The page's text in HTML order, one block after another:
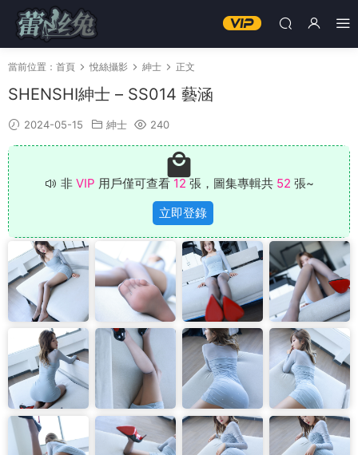
當前位置： 首頁 悅絲攝影 紳士 正文
SHENSHI紳士 – SS014 藝涵
2024-05-15 紳士 240
非 VIP 用戶僅可查看 12 張，圖集專輯共 52 張~
立即登錄